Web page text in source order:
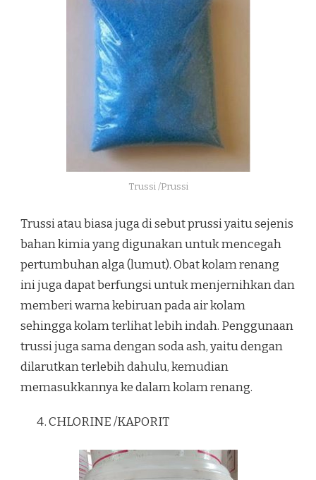
Trussi /Prussi
Trussi atau biasa juga di sebut prussi yaitu sejenis
bahan kimia yang digunakan untuk mencegah
pertumbuhan alga (lumut). Obat kolam renang
ini juga dapat berfungsi untuk menjernihkan dan
memberi warna kebiruan pada air kolam
sehingga kolam terlihat lebih indah. Penggunaan
trussi juga sama dengan soda ash, yaitu dengan
dilarutkan terlebih dahulu, kemudian
memasukkannya ke dalam kolam renang.
CHLORINE /KAPORIT